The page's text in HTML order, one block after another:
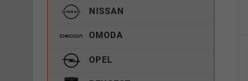
NISSAN
OMODA
OPEL